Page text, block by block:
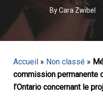
By Cara Zwibel
Accueil» Non classé»
commission permanente
l’Ontario concernant le